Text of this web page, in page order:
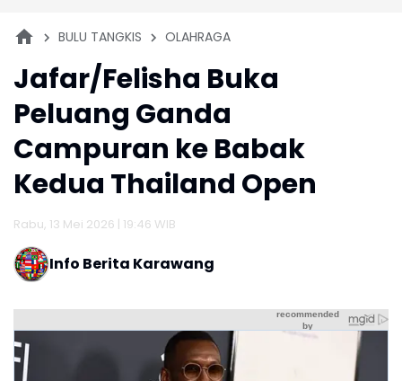
BULU TANGKIS OLAHRAGA
Jafar/Felisha Buka
Peluang Ganda
Campuran ke Babak
Kedua Thailand Open
Rabu, 13 Mei 2026 | 19:46 WIB
Info Berita Karawang